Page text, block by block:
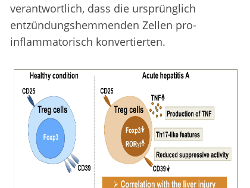
verantwortlich, dass die ursprünglich
entzündungshemmenden Zellen pro-
inflammatorisch konvertierten.